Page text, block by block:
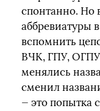
спонтанно.
аббревиатуры
вспомнить
ВЧК, ГПУ,
менялись
сменил
— это попытка